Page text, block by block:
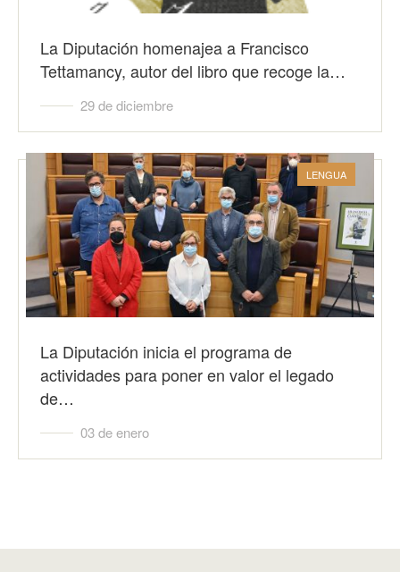
La Diputación homenajea a Francisco
Tettamancy, autor del libro que recoge la…
29 de diciembre
LENGUA
La Diputación inicia el programa de
actividades para poner en valor el legado
de…
03 de enero